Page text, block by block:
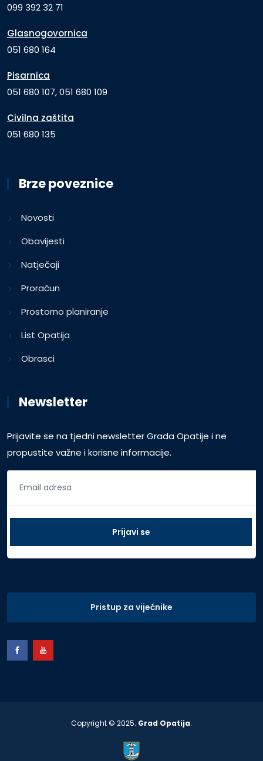
099 392 32 71
Glasnogovornica
051 680 164
Pisarnica
051 680 107, 051 680 109
Civilna zaštita
051 680 135
Brze poveznice
Novosti
Obavijesti
Natječaji
Proračun
Prostorno planiranje
List Opatija
Obrasci
Newsletter
Prijavite se na tjedni newsletter Grada Opatije i ne
propustite važne i korisne informacije.
Pristup za vijećnike
Copyright © 2025. Grad Opatija.